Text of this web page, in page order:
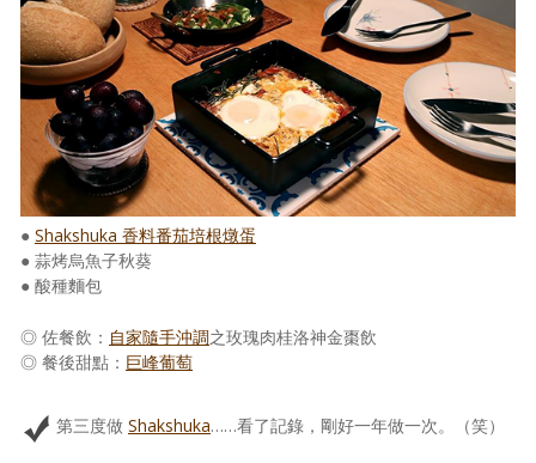
影音區
創意出版服務
歷史區
關於Yilan
個人著作
活動實況記錄
媒體報導一覽
訂閱電子報
● Shakshuka 香料番茄培根燉蛋
● 蒜烤烏魚子秋葵
● 酸種麵包
◎ 佐餐飲： 自家隨手沖調之玫瑰肉桂洛神金棗飲
◎ 餐後甜點： 巨峰葡萄
第三度做 Shakshuka……看了記錄，剛好一年做一次。（笑）